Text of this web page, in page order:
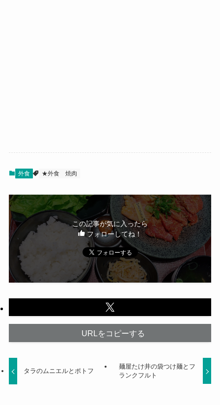
外食 ★外食 焼肉
この記事が気に入ったら
フォローしてね！
URLをコピーする
タラのムニエルとポトフ
麺屋たけ井の袋つけ麺とフ
ランクフルト